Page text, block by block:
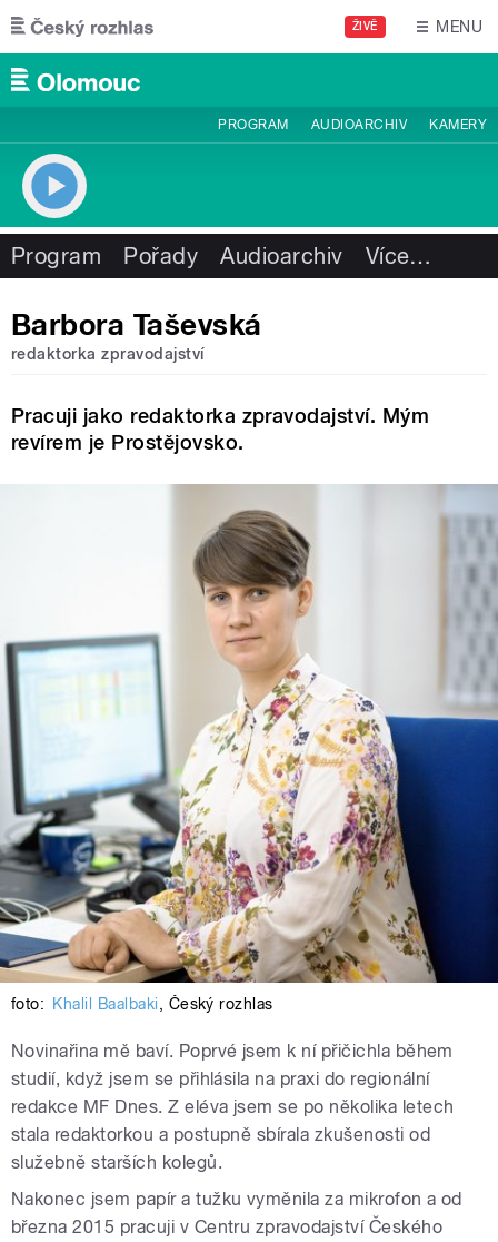
Přejít k hlavnímu obsahu
ŽIVĚ MENU
PROGRAM AUDIOARCHIV KAMERY
Program Pořady Audioarchiv Více…
Barbora Taševská
redaktorka zpravodajství
Pracuji jako redaktorka zpravodajství. Mým
revírem je Prostějovsko.
foto: Khalil Baalbaki, Český rozhlas
Novinařina mě baví. Poprvé jsem k ní přičichla během
studií, když jsem se přihlásila na praxi do regionální
redakce MF Dnes. Z eléva jsem se po několika letech
stala redaktorkou a postupně sbírala zkušenosti od
služebně starších kolegů.
Nakonec jsem papír a tužku vyměnila za mikrofon a od
března 2015 pracuji v Centru zpravodajství Českého